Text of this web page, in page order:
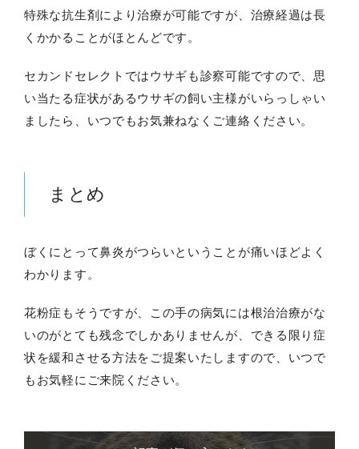
特殊な抗生剤により治療が可能ですが、治療経過は長
くかかることがほとんどです。
セカンドセレクトではウサギも診察可能ですので、思
い当たる症状があるウサギの飼い主様がいらっしゃい
ましたら、いつでもお気兼ねなくご連絡ください。
まとめ
ぼくにとって鼻炎がつらいということが痛いほどよく
わかります。
花粉症もそうですが、この手の病気には根治治療がな
いのがとても残念でしかありませんが、できる限り症
状を緩和させる方法をご提案いたしますので、いつで
もお気軽にご来院ください。